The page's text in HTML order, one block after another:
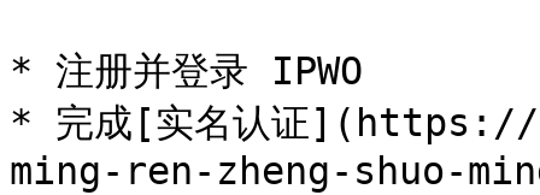
* 注册并登录 IPWO
* 完成[实名认证
ming-ren-zheng-shuo-